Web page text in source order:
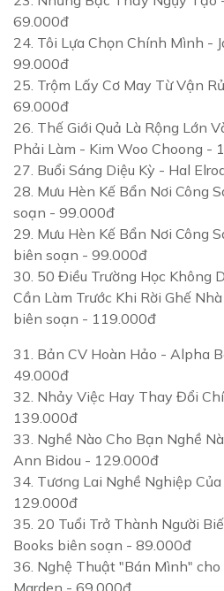
69.000đ
24. Tôi Lựa Chọn Chính Mình -
99.000đ
25. Trộm Lấy Cơ May Từ Vận
69.000đ
26. Thế Giới Quả Là Rộng Lớn
Phải Làm - Kim Woo Choong -
27. Buổi Sáng Diệu Kỳ - Hal
28. Mưu Hèn Kế Bẩn Nơi Công
soạn - 99.000đ
29. Mưu Hèn Kế Bẩn Nơi Công
biên soạn - 99.000đ
30. 50 Điều Trường Học Không
Cần Làm Trước Khi Rời Ghế
biên soạn - 119.000đ
31. Bản CV Hoàn Hảo - Alpha
49.000đ
32. Nhảy Việc Hay Thay Đổi
139.000đ
33. Nghề Nào Cho Bạn Nghề
Ann Bidou - 129.000đ
34. Tương Lai Nghề Nghiệp Của
129.000đ
35. 20 Tuổi Trở Thành Người
Books biên soạn - 89.000đ
36. Nghệ Thuật "Bán Mình" cho
Marden - 69.000đ